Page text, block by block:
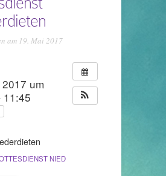
am 19. Mai 2017
um
11:45
NIEDERDIETEN